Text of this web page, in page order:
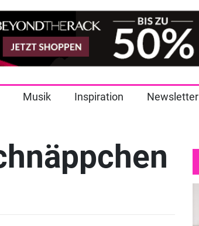
Musik Inspiration Newsletter